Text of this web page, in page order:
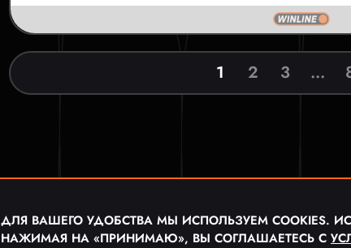
1 2 3 ...
ДЛЯ ВАШЕГО УДОБСТВА МЫ ИСПОЛЬЗУЕМ COOKIES.
НАЖИМАЯ НА «ПРИНИМАЮ», ВЫ СОГЛАШАЕТЕСЬ С